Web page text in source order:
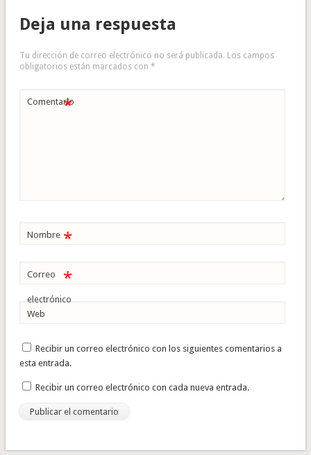
Deja una respuesta
Tu dirección de correo electrónico no será publicada. Los campos
obligatorios están marcados con *
Comentario
*
Nombre *
Correo
electrónico
*
Web
Recibir un correo electrónico con los siguientes comentarios a
esta entrada.
Recibir un correo electrónico con cada nueva entrada.